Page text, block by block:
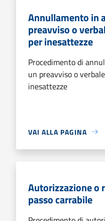
Annullamento in
preavviso o
per inesattezze
Procedimento di
un preavviso o
inesattezze
VAI ALLA PAGINA
Autorizzazione o
passo carrabile